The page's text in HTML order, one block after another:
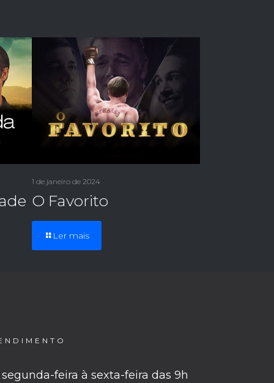
1 de janeiro de 2024
O Favorito
Ler mais
feira à sexta-feira das 9h